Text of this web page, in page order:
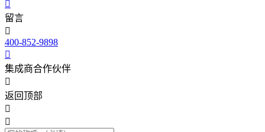
留言
400-852-9898
集成商合作伙伴
返回顶部